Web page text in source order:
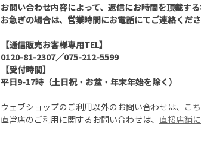
お問い合わせ内容によって、返信にお時間を頂戴する
お急ぎの場合は、営業時間にお電話にてご連絡くださ
【通信販売お客様専用TEL】
0120-81-2307／075-212-5599
【受付時間】
平日9-17時（土日祝・お盆・年末年始を除く）
ウェブショップのご利用以外のお問い合わせは、 こ
直営店のご利用に関するお問い合わせは、 直接店舗